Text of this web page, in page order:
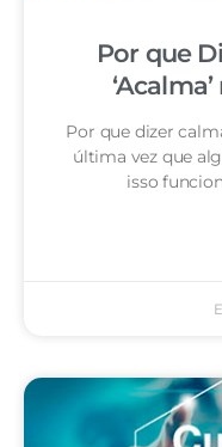
Por que
Por que dizer
última vez que
isso